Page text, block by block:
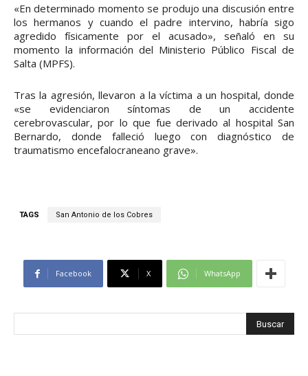
«En determinado momento se produjo una discusión entre
los hermanos y cuando el padre intervino, habría sigo
agredido físicamente por el acusado», señaló en su
momento la información del Ministerio Público Fiscal de
Salta (MPFS).
Tras la agresión, llevaron a la víctima a un hospital, donde
«se evidenciaron síntomas de un accidente
cerebrovascular, por lo que fue derivado al hospital San
Bernardo, donde falleció luego con diagnóstico de
traumatismo encefalocraneano grave».
TAGS San Antonio de los Cobres
Facebook X WhatsApp